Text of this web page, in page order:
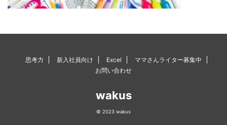
思考力 新入社員向け Excel
ママさんライター募集中
お問い合わせ
wakus
© 2023 wakus